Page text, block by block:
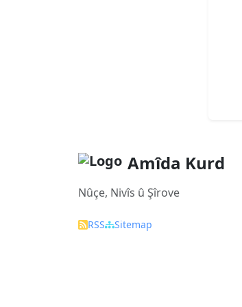
Amîda Kurd
Nûçe, Nivîs û Şîrove
RSS Sitemap